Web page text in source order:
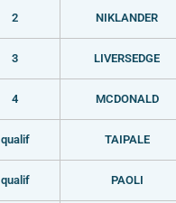
2 NIKLANDER
3 LIVERSEDGE
4 MCDONALD
qualif TAIPALE
qualif PAOLI